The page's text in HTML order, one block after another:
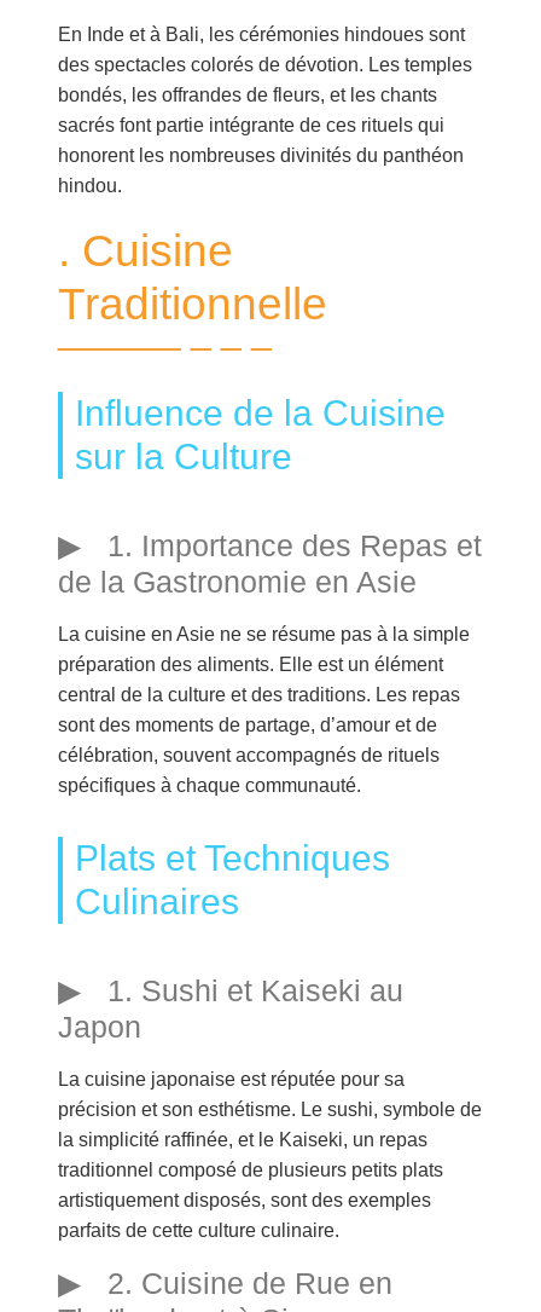
En Inde et à Bali, les cérémonies hindoues sont
des spectacles colorés de dévotion. Les temples
bondés, les offrandes de fleurs, et les chants
sacrés font partie intégrante de ces rituels qui
honorent les nombreuses divinités du panthéon
hindou.
. Cuisine
Traditionnelle
Influence de la Cuisine
sur la Culture
1. Importance des Repas et
de la Gastronomie en Asie
La cuisine en Asie ne se résume pas à la simple
préparation des aliments. Elle est un élément
central de la culture et des traditions. Les repas
sont des moments de partage, d’amour et de
célébration, souvent accompagnés de rituels
spécifiques à chaque communauté.
Plats et Techniques
Culinaires
1. Sushi et Kaiseki au
Japon
La cuisine japonaise est réputée pour sa
précision et son esthétisme. Le sushi, symbole de
la simplicité raffinée, et le Kaiseki, un repas
traditionnel composé de plusieurs petits plats
artistiquement disposés, sont des exemples
parfaits de cette culture culinaire.
2. Cuisine de Rue en